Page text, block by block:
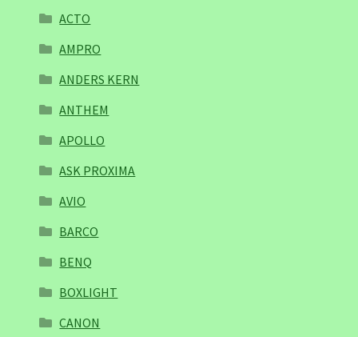
ACTO
AMPRO
ANDERS KERN
ANTHEM
APOLLO
ASK PROXIMA
AVIO
BARCO
BENQ
BOXLIGHT
CANON